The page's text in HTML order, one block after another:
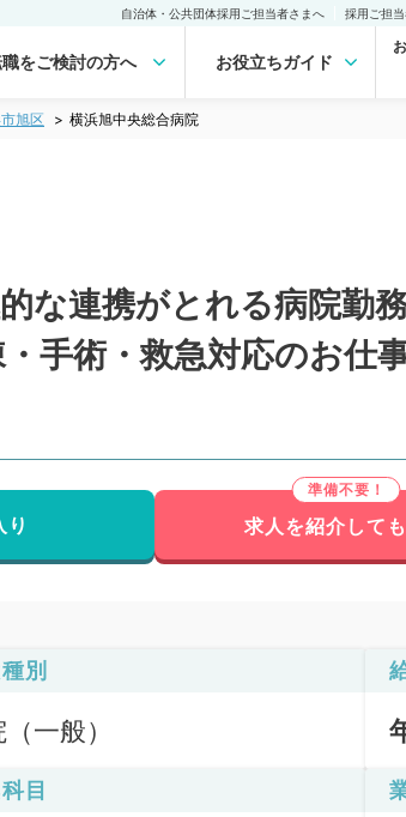
自治体・公共団体採用ご担当者さまへ 採用ご担
をご検討の方へ お役立ちガイド
旭区 横浜旭中央総合病院
的な連携がとれる病院
手術・救急対応のお仕
り 求人を紹介して
別
一般）
目